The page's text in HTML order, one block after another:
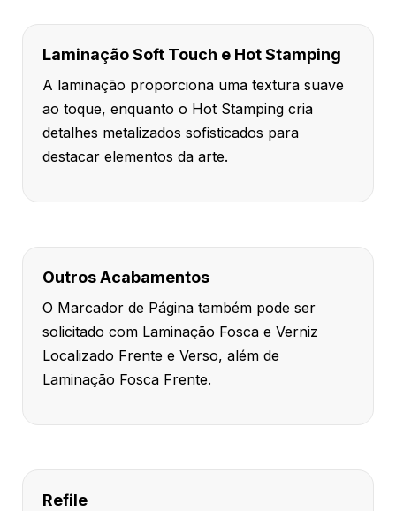
Laminação Soft Touch e Hot Stamping
A laminação proporciona uma textura suave
ao toque, enquanto o Hot Stamping cria
detalhes metalizados sofisticados para
destacar elementos da arte.
Outros Acabamentos
O Marcador de Página também pode ser
solicitado com Laminação Fosca e Verniz
Localizado Frente e Verso, além de
Laminação Fosca Frente.
Refile